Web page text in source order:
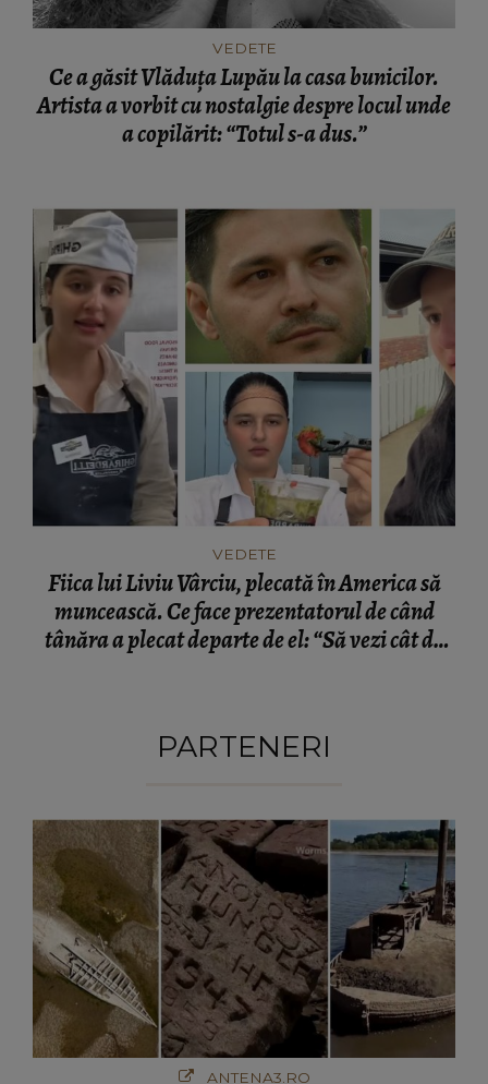
VEDETE
Ce a găsit Vlăduța Lupău la casa bunicilor.
Artista a vorbit cu nostalgie despre locul unde
a copilărit: “Totul s-a dus.”
VEDETE
Fiica lui Liviu Vârciu, plecată în America să
muncească. Ce face prezentatorul de când
tânăra a plecat departe de el: “Să vezi cât de
PARTENERI
ANTENA3.RO